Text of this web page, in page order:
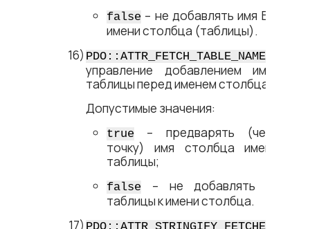
false – не добавлять имя БД к
имени столбца (таблицы).
PDO::ATTR_FETCH_TABLE_NAMES
управление добавлением имени
таблицы перед именем столбца.
Допустимые значения:
true
– предварять (через
точку) имя столбца именем
таблицы;
false
– не добавлять имя
таблицы к имени столбца.